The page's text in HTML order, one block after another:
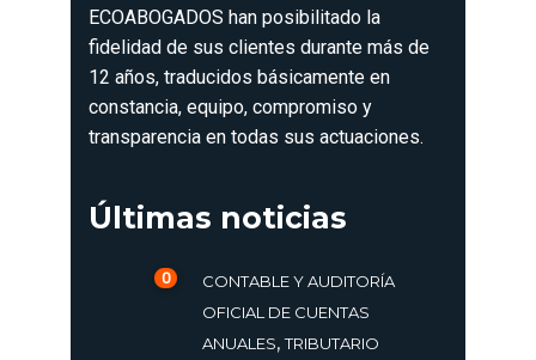
ECOABOGADOS han posibilitado la
fidelidad de sus clientes durante más de
12 años, traducidos básicamente en
constancia, equipo, compromiso y
transparencia en todas sus actuaciones.
Últimas noticias
0
CONTABLE Y AUDITORÍA
OFICIAL DE CUENTAS
ANUALES,TRIBUTARIO